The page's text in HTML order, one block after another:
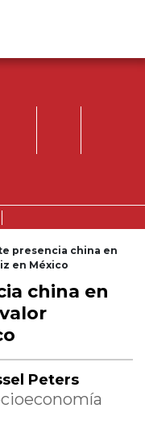
presencia china en
en México
china en
Peters